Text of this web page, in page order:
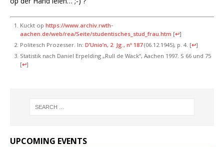
Kuckt op https://www.archiv.rwth-
aachen.de/web/rea/Seite/studentisches_stud_frau.htm [↩]
Politesch Prozesser. In: D’Unio’n, 2. Jg., nº 187(06.12.1945), p. 4. [↩]
Statistik nach Daniel Erpelding „Rull de Wack“, Aachen 1997. S 66 und 75
[↩]
UPCOMING EVENTS